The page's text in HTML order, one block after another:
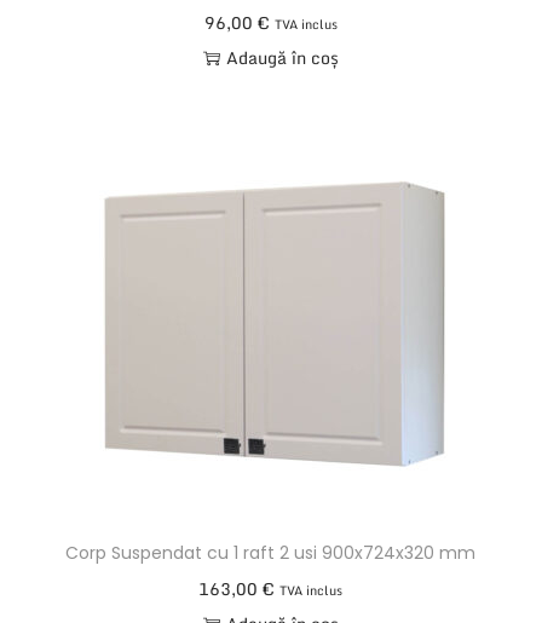
96,00 € TVA inclus
Adaugă în coș
Corp Suspendat cu 1 raft 2 usi 900x724x320 mm
163,00€ TVA inclus